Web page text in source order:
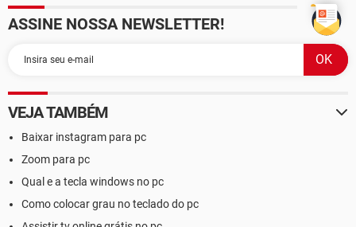
ASSINE NOSSA NEWSLETTER!
VEJA TAMBÉM
Baixar instagram para pc
Zoom para pc
Qual e a tecla windows no pc
Como colocar grau no teclado do pc